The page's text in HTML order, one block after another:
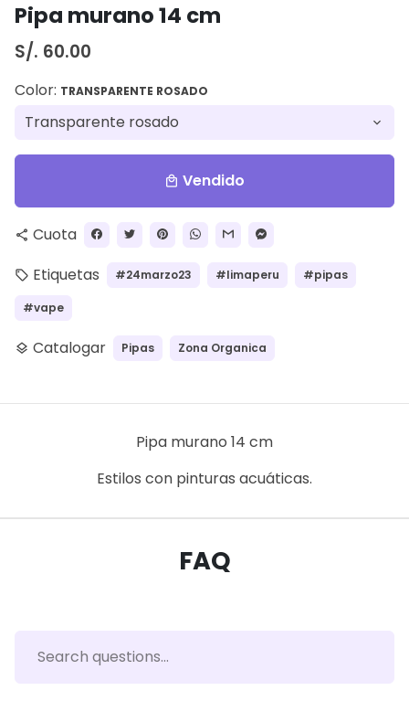
Pipa murano 14 cm
S/. 60.00
Color: TRANSPARENTE ROSADO
local_mall Vendido
share Cuota
local_offer Etiquetas #24marzo23 #limaperu #pipas
#vape
layers Catalogar Pipas Zona Organica
Pipa murano 14 cm
Estilos con pinturas acuáticas.
FAQ